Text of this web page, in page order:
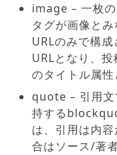
image – 一枚
タグが画像と
URLのみで構
URLとなり、
のタイトル属性
quote – 引用文
持する
は、引用は内
合はソース/著